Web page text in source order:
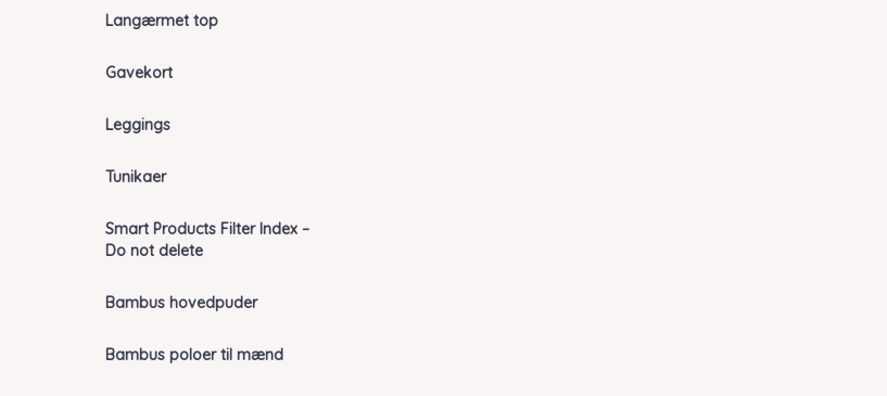
Langærmet top
Gavekort
Leggings
Tunikaer
Smart Products Filter Index –
Do not delete
Bambus hovedpuder
Bambus poloer til mænd